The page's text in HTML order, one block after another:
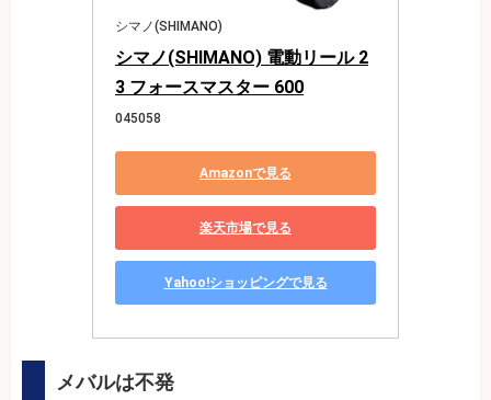
シマノ(SHIMANO)
シマノ(SHIMANO) 電動リール 2
3 フォースマスター 600
045058
Amazonで見る
楽天市場で見る
Yahoo!ショッピングで見る
メバルは不発